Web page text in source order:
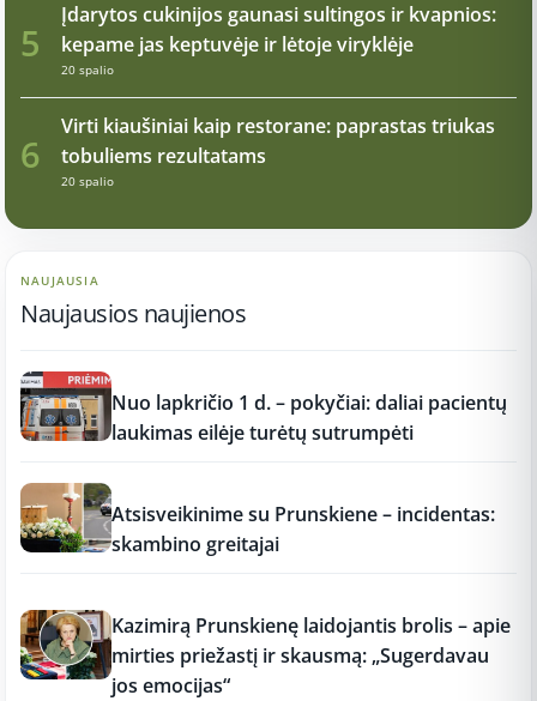
5
Įdarytos cukinijos gaunasi sultingos ir kvapnios:
kepame jas keptuvėje ir lėtoje viryklėje
20 spalio
6
Virti kiaušiniai kaip restorane: paprastas triukas
tobuliems rezultatams
20 spalio
NAUJAUSIA
Naujausios naujienos
Nuo lapkričio 1 d. – pokyčiai: daliai pacientų
laukimas eilėje turėtų sutrumpėti
Atsisveikinime su Prunskiene – incidentas:
skambino greitajai
Kazimirą Prunskienę laidojantis brolis – apie
mirties priežastį ir skausmą: „Sugerdavau
jos emocijas“